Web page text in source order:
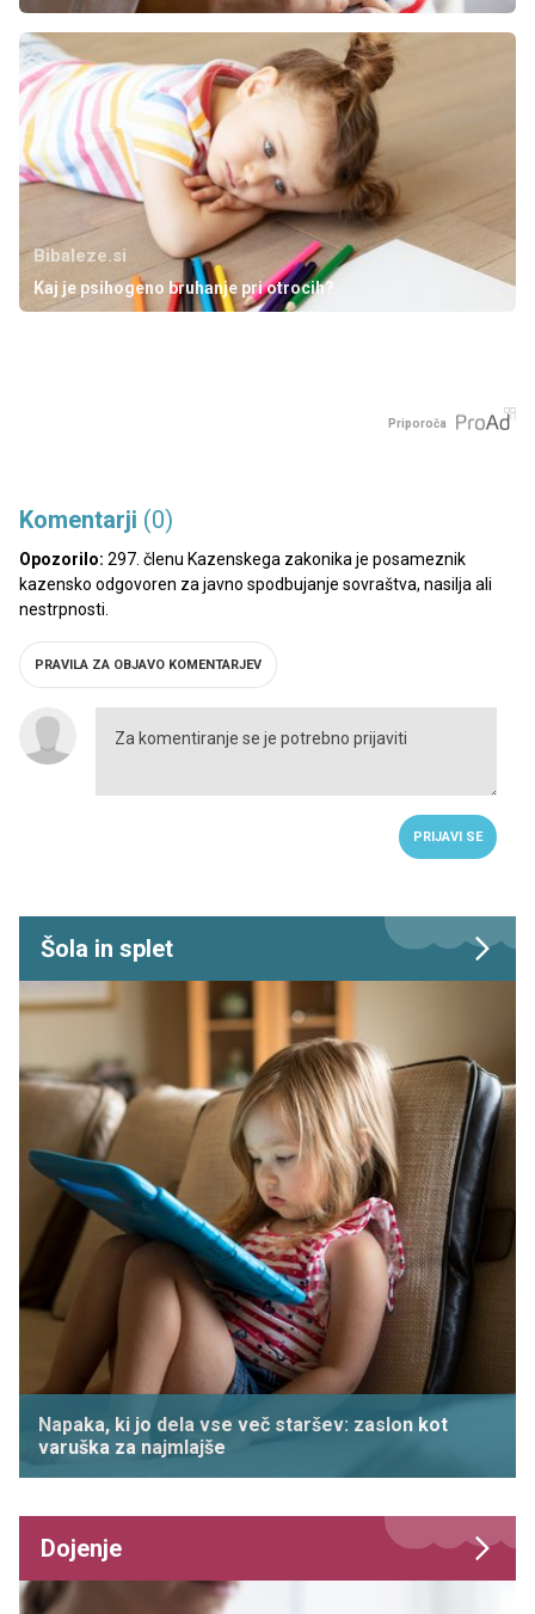
Bibaleze.si
Kaj je psihogeno bruhanje pri otrocih?
Priporoča
Komentarji (0)
Opozorilo: 297. členu Kazenskega zakonika je posameznik
kazensko odgovoren za javno spodbujanje sovraštva, nasilja ali
nestrpnosti.
PRAVILA ZA OBJAVO KOMENTARJEV
PRIJAVI SE
Šola in splet
Napaka, ki jo dela vse več staršev: zaslon kot
varuška za najmlajše
Dojenje